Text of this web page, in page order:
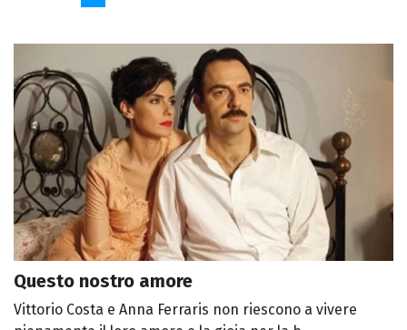
Questo nostro amore
Vittorio Costa e Anna Ferraris non riescono a vivere